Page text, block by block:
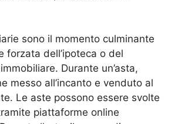
sono il momento culminante
forzata dell’ipoteca o del
Durante un’asta,
messo all’incanto e venduto al
Le aste possono essere svolte
piattaforme online